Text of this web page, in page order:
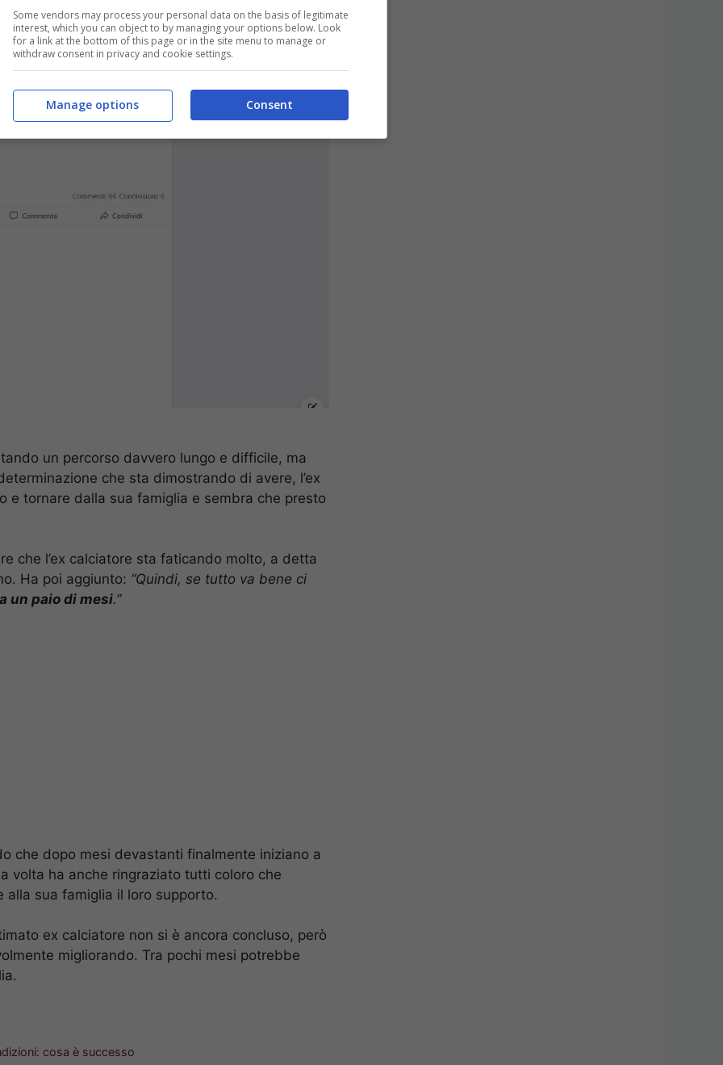
un percorso davvero lungo e difficile, ma
che sta dimostrando di avere, l’ex
e tornare dalla sua famiglia e sembra che presto
che l’ex calciatore sta faticando molto, a detta
Ha poi aggiunto: “Quindi, se tutto va bene ci
un paio di mesi.”
che dopo mesi devastanti finalmente iniziano a
volta ha anche ringraziato tutti coloro che
alla sua famiglia il loro supporto.
ex calciatore non si è ancora concluso, però
migliorando. Tra pochi mesi potrebbe
cosa è successo
Some vendors may process your personal data on the basis of legitimate
interest, which you can object to by managing your options below. Look
for a link at the bottom of this page or in the site menu to manage or
withdraw consent in privacy and cookie settings.
Consent
Manage options